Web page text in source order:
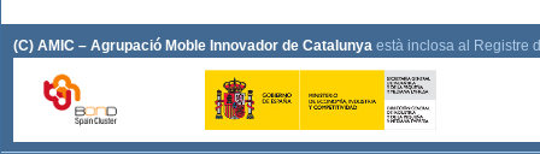
(C) AMIC – Agrupació Moble Innovador de Catalunya està inclosa al Registre